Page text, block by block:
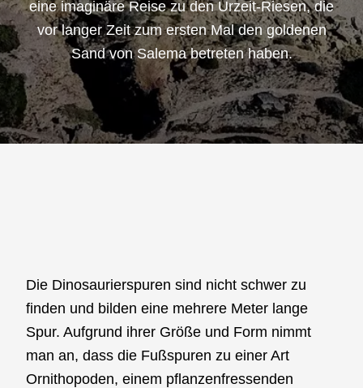
eine imaginäre Reise zu den Urzeit-Riesen, die
vor langer Zeit zum ersten Mal den goldenen
Sand von Salema betreten haben.
Die Dinosaurierspuren sind nicht schwer zu
finden und bilden eine mehrere Meter lange
Spur. Aufgrund ihrer Größe und Form nimmt
man an, dass die Fußspuren zu einer Art
Ornithopoden, einem pflanzenfressenden